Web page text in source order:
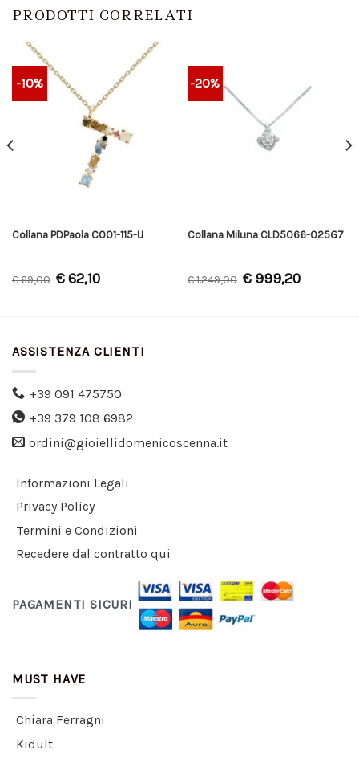
PRODOTTI CORRELATI
-10%
Collana PDPaola CO01-115-U
€69,00 €62,10
-20%
Collana Miluna CLD5066-025G7
€1.249,00 €999,20
ASSISTENZA CLIENTI
+39 091 475750
+39 379 108 6982
ordini@gioiellidomenicoscenna.it
Informazioni Legali
Privacy Policy
Termini e Condizioni
Recedere dal contratto qui
PAGAMENTI SICURI
MUST HAVE
Chiara Ferragni
Kidult